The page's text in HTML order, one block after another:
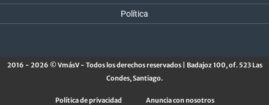
Política
2016 - 2026 © VmásV - Todos los derechos reservados | Badajoz 100, of. 523 Las
Condes, Santiago.
Política de privacidad Anuncia con nosotros